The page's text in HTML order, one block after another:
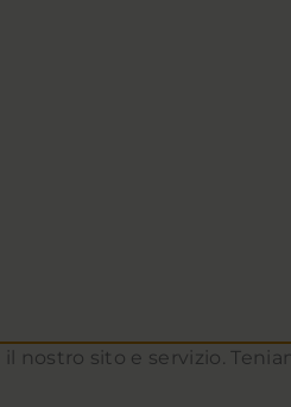
nostro sito e servizio.